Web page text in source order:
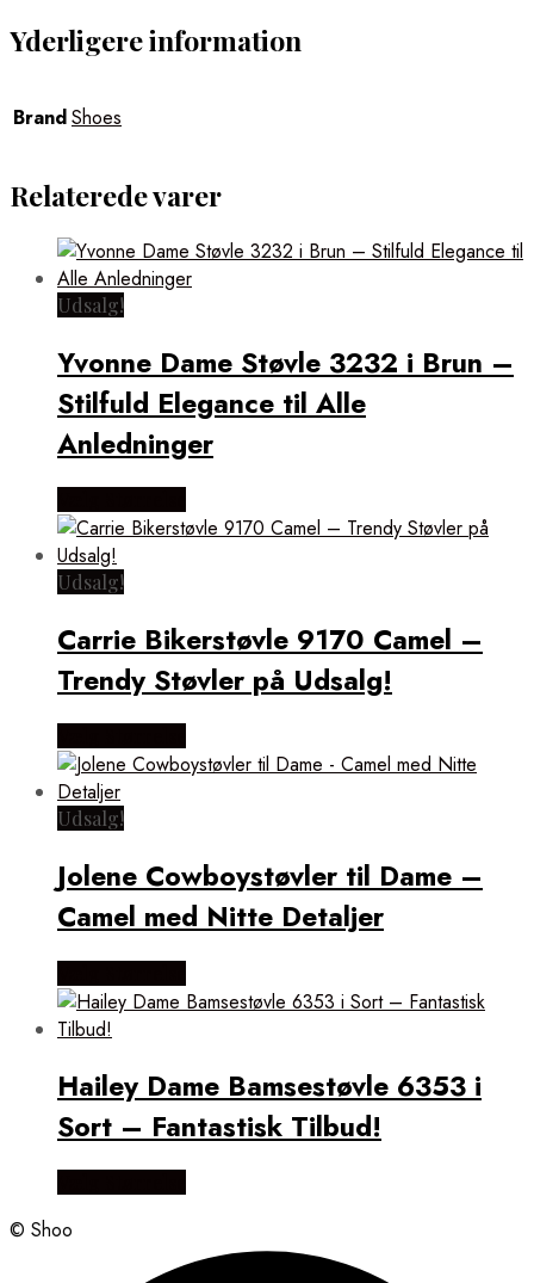
Yderligere information
BrandShoes
Relaterede varer
Udsalg!
Yvonne Dame Støvle 3232 i Brun –
Stilfuld Elegance til Alle
Anledninger
Udsalg!
Carrie Bikerstøvle 9170 Camel –
Trendy Støvler på Udsalg!
Udsalg!
Jolene Cowboystøvler til Dame –
Camel med Nitte Detaljer
Hailey Dame Bamsestøvle 6353 i
Sort – Fantastisk Tilbud!
© Shoo